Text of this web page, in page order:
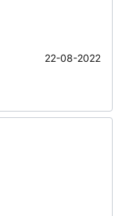
22-08-2022